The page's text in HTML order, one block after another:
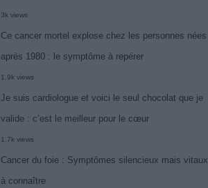
3k views
Ce cancer mortel explose chez les personnes nées
après 1980 : le symptôme à repérer
1.9k views
Je suis cardiologue et voici le seul chocolat que je
valide : c’est le meilleur pour le cœur
1.7k views
Cancer du foie : Symptômes silencieux mais vitaux
à connaître